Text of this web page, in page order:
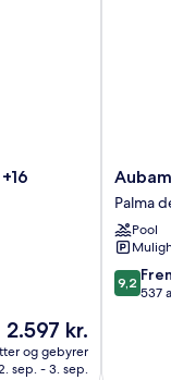
Prisen
er
2.597 kr.
2.597 kr.
og gebyrer
sep. - 3. sep.
Palma
Resort
Palma
de
Mallorca
Palma
Pool
9.2
ud
9,2
537